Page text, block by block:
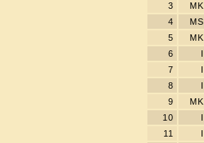
3
MK
4
MS
5
MK
6
I
7
I
8
I
9
MK
10
I
11
I